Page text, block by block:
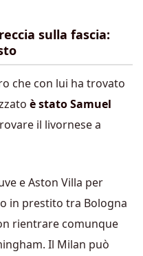
sulla fascia:
che con lui ha trovato
è stato Samuel
il livornese a
e Aston Villa per
in prestito tra Bologna
rientrare comunque
Il Milan può